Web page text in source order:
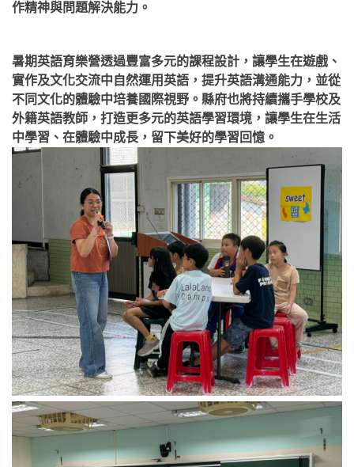
作精神與問題解決能力。
暑期英語育樂營透過豐富多元的課程設計，讓學生在遊戲、
實作及文化交流中自然運用英語，提升英語溝通能力，並從
不同文化的體驗中培養國際視野。縣府也將持續攜手學校及
外籍英語教師，打造更多元的英語學習環境，讓學生在生活
中學習、在體驗中成長，留下美好的學習回憶。